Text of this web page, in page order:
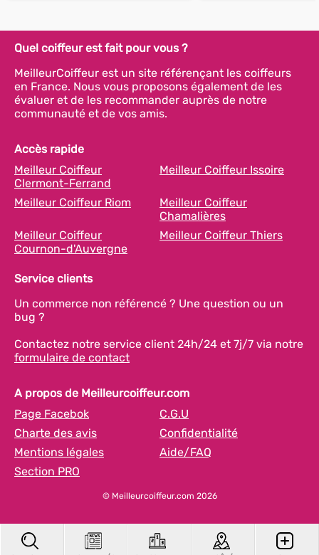
Quel coiffeur est fait pour vous ?
MeilleurCoiffeur est un site référençant les coiffeurs
en France. Nous vous proposons également de les
évaluer et de les recommander auprès de notre
communauté et de vos amis.
Accès rapide
Meilleur Coiffeur
Clermont-Ferrand
Meilleur Coiffeur Issoire
Meilleur Coiffeur Riom
Meilleur Coiffeur
Chamalières
Meilleur Coiffeur
Cournon-d'Auvergne
Meilleur Coiffeur Thiers
Service clients
Un commerce non référencé ? Une question ou un
bug ?
Contactez notre service client 24h/24 et 7j/7 via notre
formulaire de contact
A propos de Meilleurcoiffeur.com
Page Facebok
C.G.U
Charte des avis
Confidentialité
Mentions légales
Aide/FAQ
Section PRO
© Meilleurcoiffeur.com 2026